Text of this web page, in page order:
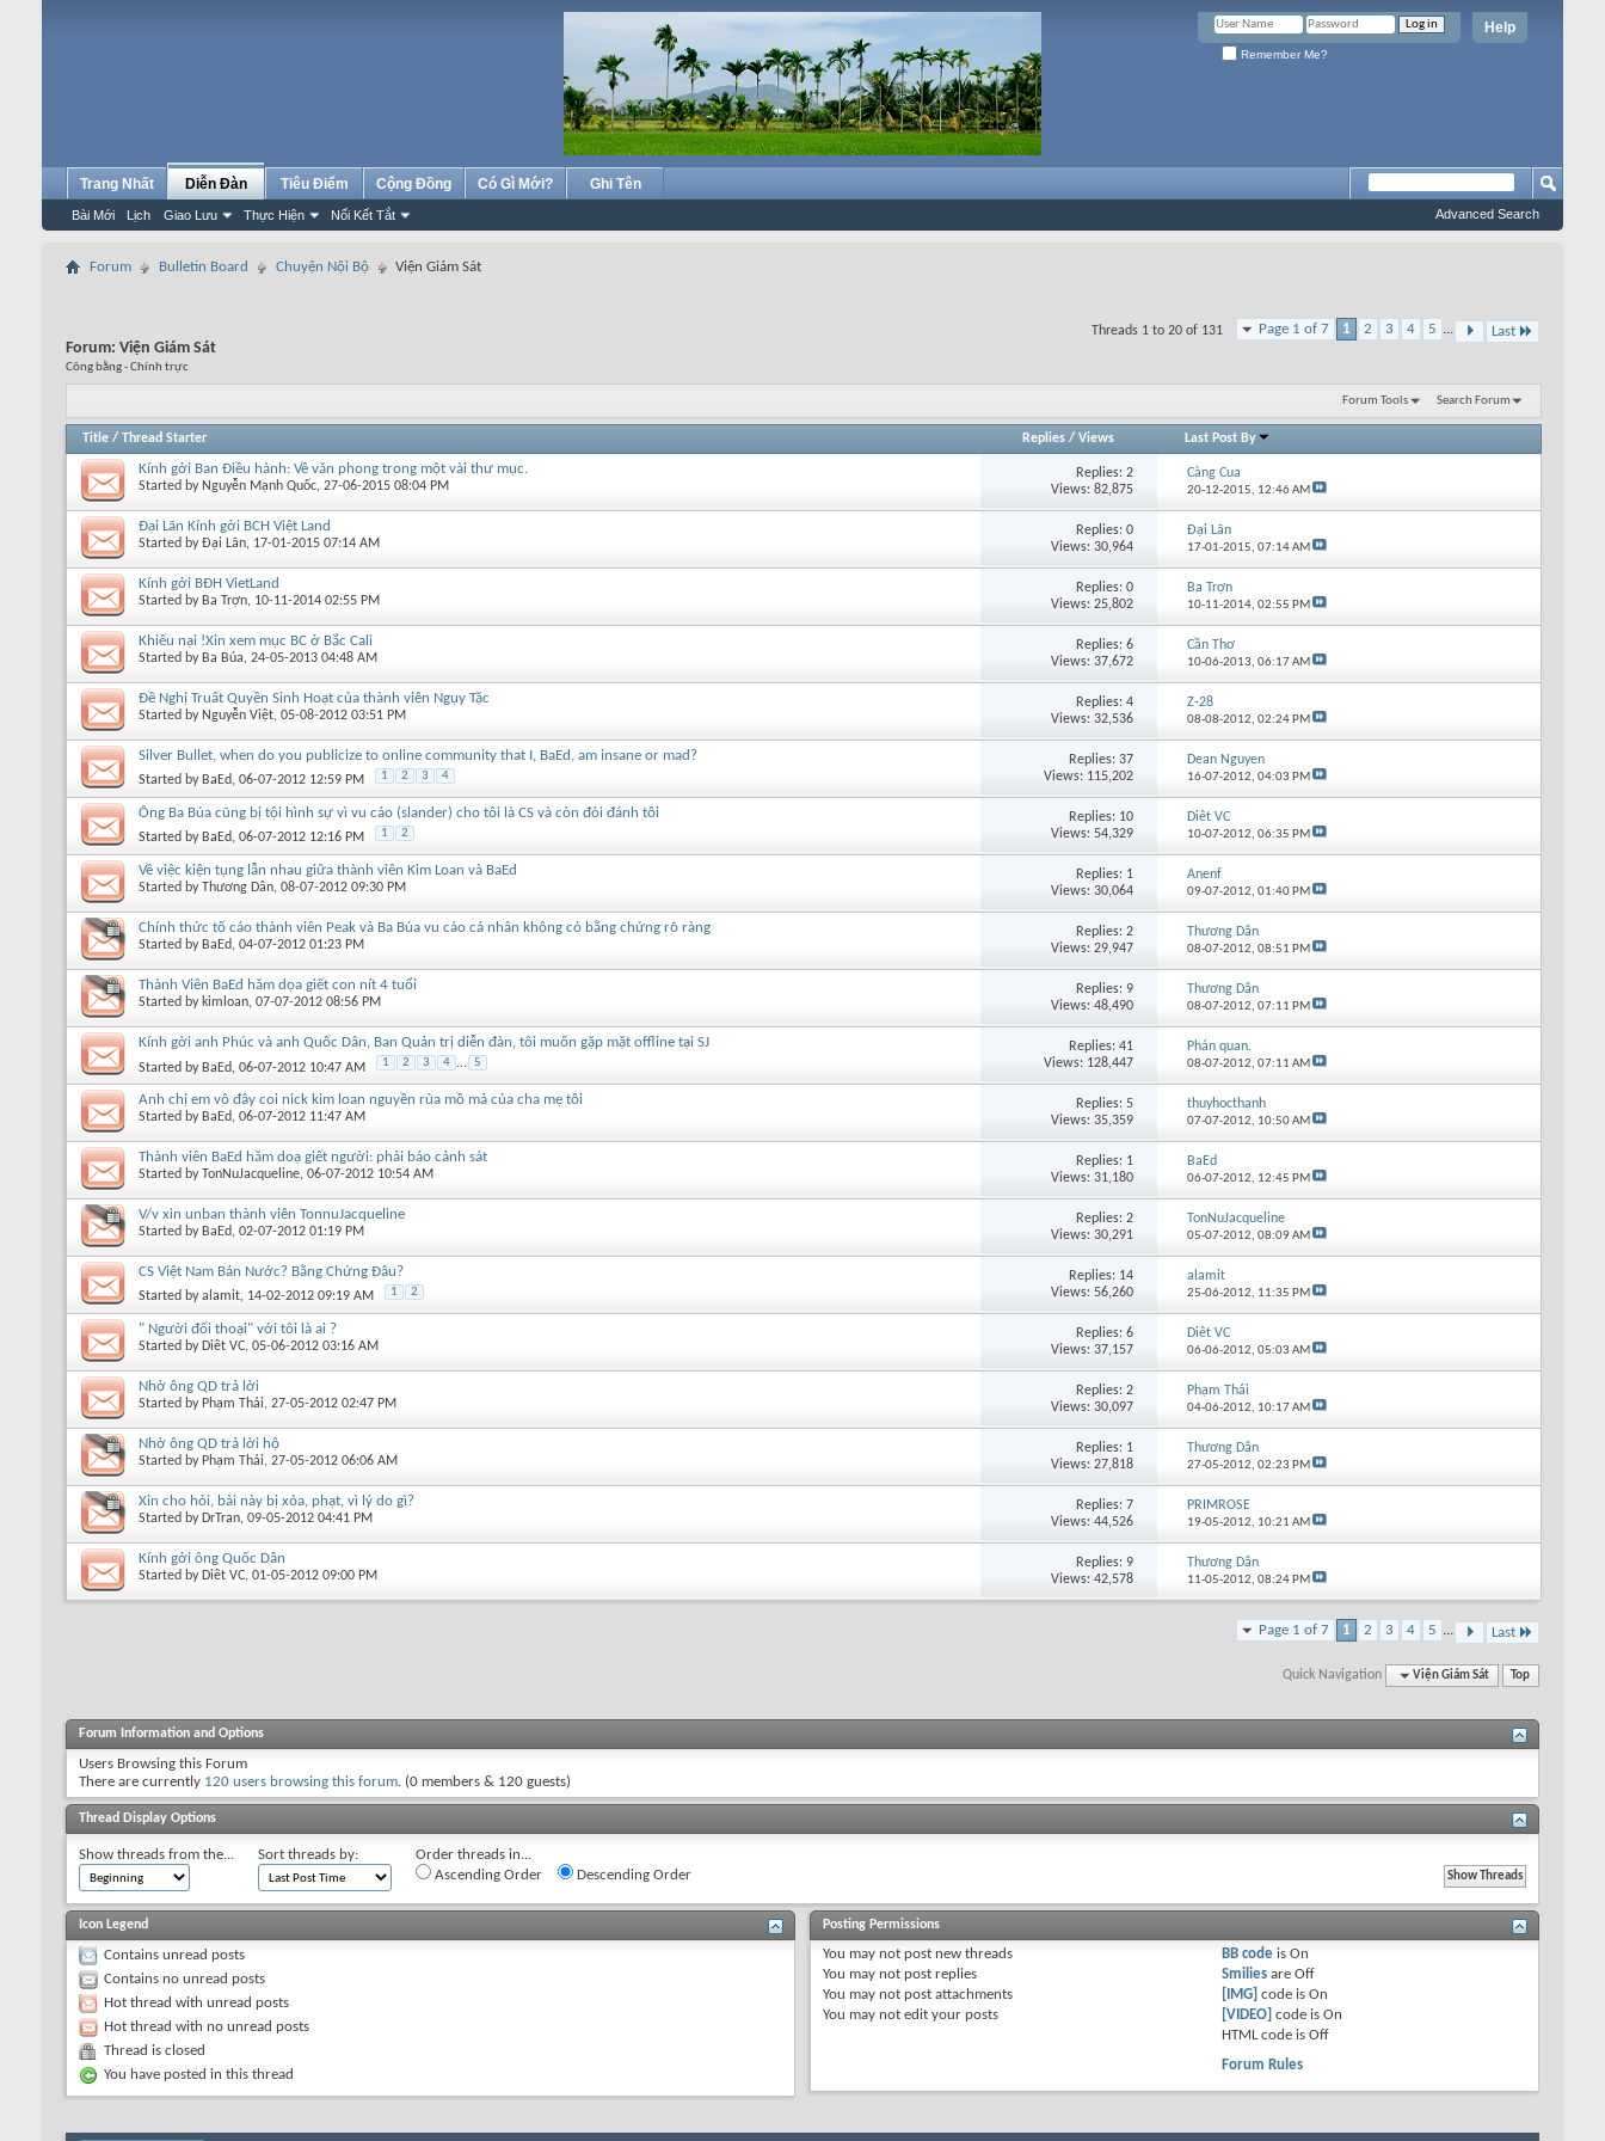
Help
Remember Me?
Trang Nhất Diễn Đàn
Bài Mới Lịch Giao Lưu Thực Hiện Nối Kết Tắt
Tiêu Điểm Cộng Đồng Có Gì Mới? Ghi Tên
Advanced Search
Forum Bulletin Board Chuyện Nội Bộ Viện Giám Sát
Page 1 of 7 1 2 3 4 5 ... Last
Threads 1 to 20 of 131
Forum: Viện Giám Sát
Công bằng - Chính trực
Forum Tools Search Forum
Title / Thread Starter Replies/ Views Last Post By
Kính gởi Ban Điều hành: Về văn phong trong một vài thư mục.
Started by Nguyễn Mạnh Quốc, 27-06-2015 08:04 PM
Replies: 2
Views: 82,875
Càng Cua
20-12-2015, 12:46 AM
Đại Lãn Kính gởi BCH Việt Land
Started byĐại Lãn, 17-01-2015 07:14 AM
Replies: 0
Views: 30,964
Đại Lãn
17-01-2015, 07:14 AM
Kính gởi BĐH VietLand
Started by Ba Trợn, 10-11-2014 02:55 PM
Replies: 0
Views: 25,802
Ba Trợn
10-11-2014, 02:55 PM
Khiếu nại !Xin xem mục BC ở Bắc Cali
Started by Ba Búa, 24-05-2013 04:48 AM
Replies: 6
Views: 37,672
Cần Thơ
10-06-2013, 06:17 AM
Đề Nghị Truất Quyền Sinh Hoạt của thành viên Ngụy Tặc
Started by Nguyễn Việt, 05-08-2012 03:51 PM
Replies: 4
Views: 32,536
Z-28
08-08-2012, 02:24 PM
Silver Bullet, when do you publicize to online community that I, BaEd, am insane or mad?
Started by BaEd, 06-07-2012 12:59 PM 1 2 3 4
Replies: 37
Views: 115,202
Dean Nguyen
16-07-2012, 04:03 PM
Ông Ba Búa cũng bị tội hình sự vì vu cáo (slander) cho tôi là CS và còn đòi đánh tôi
Started by BaEd, 06-07-2012 12:16 PM 1 2
Replies: 10
Views: 54,329
Diêt VC
10-07-2012, 06:35 PM
Về việc kiện tụng lẫn nhau giữa thành viên Kim Loan và BaEd
Started byThương Dân, 08-07-2012 09:30 PM
Replies: 1
Views: 30,064
Anenf
09-07-2012, 01:40 PM
Chính thức tố cáo thành viên Peak và Ba Búa vu cáo cá nhân không có bằng chứng rõ ràng
Started by BaEd, 04-07-2012 01:23 PM
Replies: 2
Views: 29,947
Thương Dân
08-07-2012, 08:51 PM
Thành Viên BaEd hăm dọa giết con nít 4 tuổi
Started by kimloan, 07-07-2012 08:56 PM
Replies: 9
Views: 48,490
Thương Dân
08-07-2012, 07:11 PM
Kính gời anh Phúc và anh Quốc Dân, Ban Quản trị diễn đàn, tôi muốn gặp mặt offline tại SJ
Started by BaEd, 06-07-2012 10:47 AM 1 2 3 4 ... 5
Replies: 41
Views: 128,447
Phán quan.
08-07-2012, 07:11 AM
Anh chị em vô đây coi nick kim loan nguyền rủa mồ mả của cha mẹ tôi
Started by BaEd, 06-07-2012 11:47 AM
Replies: 5
Views: 35,359
thuyhocthanh
07-07-2012, 10:50 AM
Thành viên BaEd hăm doạ giết người: phải báo cảnh sát
Started byTonNuJacqueline, 06-07-2012 10:54 AM
Replies: 1
Views: 31,180
BaEd
06-07-2012, 12:45 PM
V/v xin unban thành viên TonnuJacqueline
Started by BaEd, 02-07-2012 01:19 PM
Replies: 2
Views: 30,291
TonNuJacqueline
05-07-2012, 08:09 AM
CS Việt Nam Bán Nước? Bằng Chứng Đâu?
Started byalamit, 14-02-2012 09:19 AM 1 2
Replies: 14
Views: 56,260
alamit
25-06-2012, 11:35 PM
" Người đối thoại" với tôi là ai ?
Started by Diêt VC, 05-06-2012 03:16 AM
Replies: 6
Views: 37,157
Diêt VC
06-06-2012, 05:03 AM
Nhờ ông QD trả lời
Started by Phạm Thái, 27-05-2012 02:47 PM
Replies: 2
Views: 30,097
Phạm Thái
04-06-2012, 10:17 AM
Nhờ ông QD trả lời hộ
Started by Phạm Thái, 27-05-2012 06:06 AM
Replies: 1
Views: 27,818
Thương Dân
27-05-2012, 02:23 PM
Xin cho hỏi, bài này bị xóa, phạt, vì lý do gì?
Started by DrTran, 09-05-2012 04:41 PM
Replies: 7
Views: 44,526
PRIMROSE
19-05-2012, 10:21 AM
Kính gởi ông Quốc Dân
Started by Diêt VC, 01-05-2012 09:00 PM
Replies: 9
Views: 42,578
Thương Dân
11-05-2012, 08:24 PM
Page 1 of 7 1 2 3 4 5 ... Last
Quick Navigation Viện Giám Sát Top
Forum Information and Options
Users Browsing this Forum
There are currently 120 users browsing this forum. (0 members & 120 guests)
Thread Display Options
Show threads from the... Sort threads by:
Order threads in...
Ascending Order
Descending Order
Icon Legend
Contains unread posts
Contains no unread posts
Hot thread with unread posts
Hot thread with no unread posts
Thread is closed
You have posted in this thread
Posting Permissions
You may not post new threads
You may not post replies
You may not post attachments
You may not edit your posts
BB code isOn
Smilies areOff
[IMG] code isOn
[VIDEO] code isOn
HTML code isOff
Forum Rules